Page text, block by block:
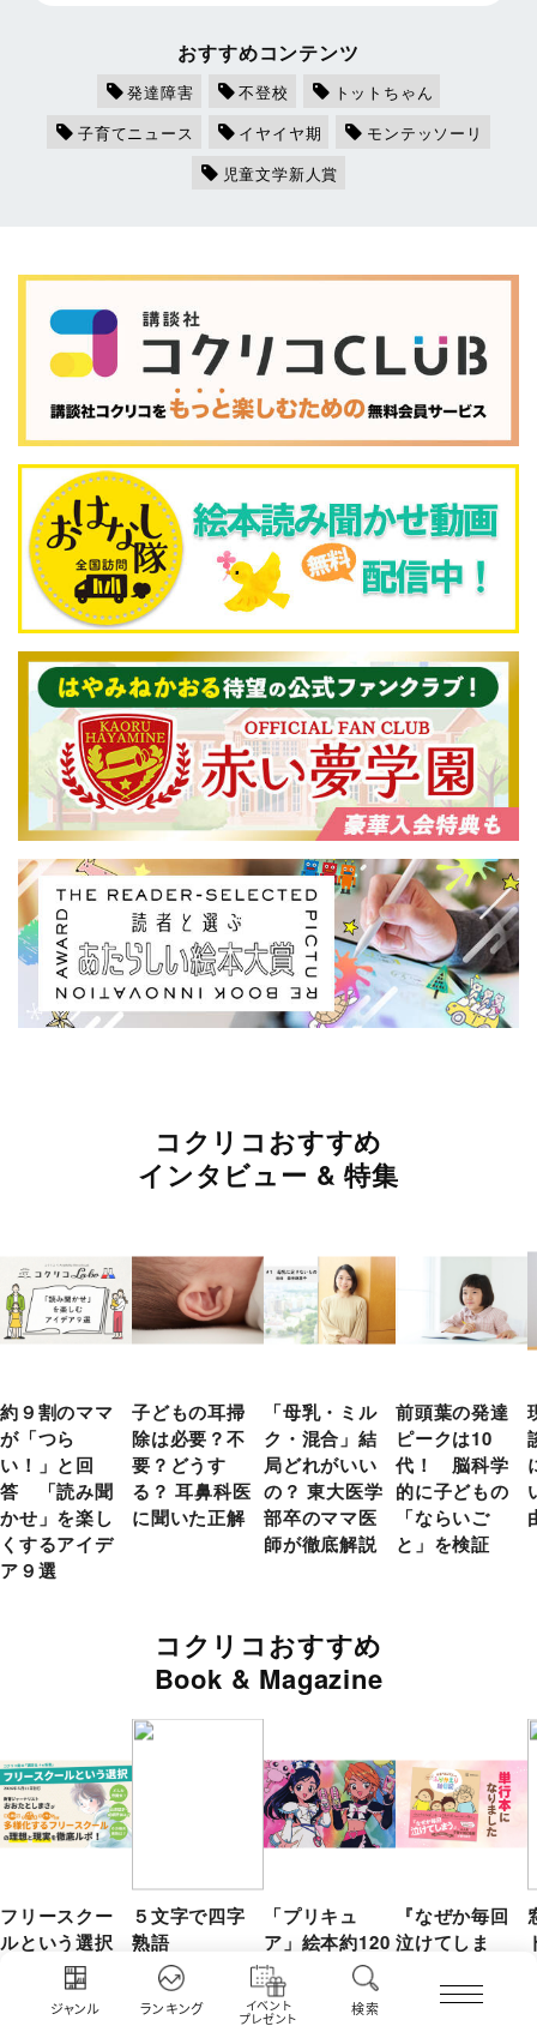
ジャンル ランキング イベント
プレゼント
検索
おすすめコンテンツ
発達障害 不登校
トットちゃん
子育てニュース
イヤイヤ期
モンテッソーリ
児童文学新人賞
コクリコおすすめ
インタビュー & 特集
約９割のママ
が「つら
い！」と回
答 「読み聞
かせ」を楽し
くするアイデ
ア９選
子どもの耳掃
除は必要？不
要？どうす
る？ 耳鼻科医
に聞いた正解
「母乳・ミル
ク・混合」結
局どれがいい
の？ 東大医学
部卒のママ医
師が徹底解説
前頭葉の発達
ピークは10
代！ 脳科学
的に子どもの
「ならいご
と」を検証
コクリコおすすめ
Book & Magazine
フリースクー
ルという選択
５文字で四字
熟語
「プリキュ
ア」絵本約120
点が電子書籍
化！ ママラ
イター「プリ
『なぜか毎回
泣けてしま
育て絵日記漫